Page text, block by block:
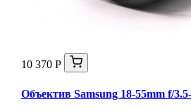
10 370 Р
Объектив Samsung 18-55mm f/